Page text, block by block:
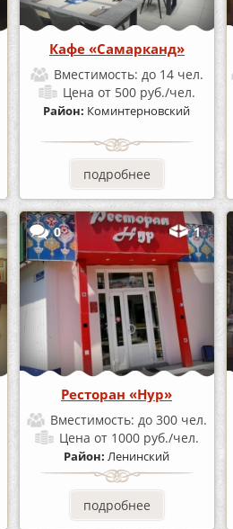
Кафе «Самарканд»
Вместимость: до 14 чел.
Ценаот 500 руб./чел.
Район: Коминтерновский
подробнее
0 1
Ресторан «Нур»
Вместимость: до 300 чел.
Ценаот 1000 руб./чел.
Район:Ленинский
подробнее